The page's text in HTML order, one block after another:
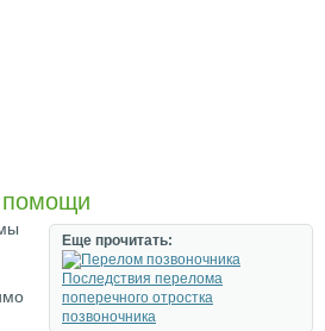
помощи
Еще прочитать:
Последствия перелома
поперечного отростка
позвоночника